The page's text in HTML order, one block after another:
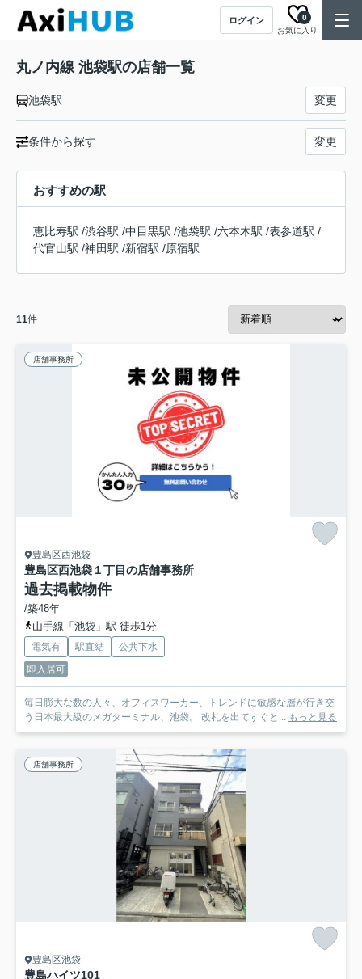
ログイン
お気に入り
0
丸ノ内線 池袋駅の店舗一覧
池袋駅 変更
条件から探す 変更
おすすめの駅
恵比寿駅 /渋谷駅 /中目黒駅 /池袋駅 /六本木駅 /表参道駅 /
代官山駅 /神田駅 /新宿駅 /原宿駅
11件
店舗事務所
豊島区西池袋
豊島区西池袋１丁目の店舗事務所
過去掲載物件
/築48年
山手線「池袋」駅 徒歩1分
電気有 駅直結
公共下水
即入居可
毎日膨大な数の人々、オフィスワーカー、トレンドに敏感な層が行き交
う日本最大級のメガターミナル、池袋。 改札を出てすぐと... もっと見る
店舗事務所
豊島区池袋
豊島ハイツ101